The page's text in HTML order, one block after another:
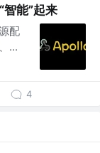
能”起来
配
...
4